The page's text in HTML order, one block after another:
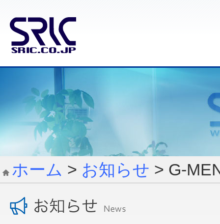
ホーム > お知らせ > G-